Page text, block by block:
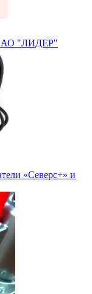
АО "ЛИДЕР"
«Северс+» и